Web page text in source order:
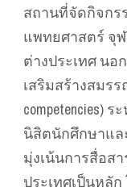
สถานที่จัดกิจกร
แพทยศาสตร์ จุ
ต่างประเทศ น
เสริมสร้างสมรร
competencies)
นิสิตนักศึกษาแล
มุ่งเน้นการสื่อส
ประเทศเป็นหลั